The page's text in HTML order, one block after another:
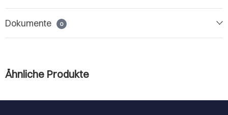
Dokumente 0
Ähnliche Produkte